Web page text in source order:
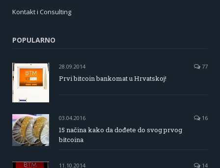
Kontakt i Consulting
POPULARNO
28.09.2014 77
Prvi bitcoin bankomat u Hrvatskoj!
03.04.2016 16
15 načina kako da dođete do svog prvog
bitcoina
11.10.2014 14